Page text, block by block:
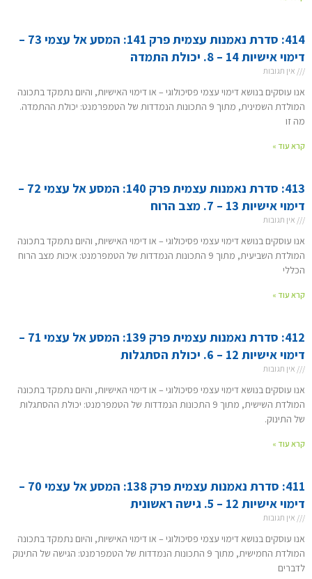
414: סדרת נאמנות עצמית פרק 141: המסע אל עצמי 73 –
דימוי אישיות 14 – 8. יכולת התמדה
אין תגובות
אנו עוסקים בנושא דימוי עצמי פסיכולוגי – או דימוי האישיות, והיום נתמקד בתכונה
המולדת השמינית, מתוך 9 התכונות הנמדדות של הטמפרמנט: יכולת ההתמדה.
מה זו
קרא עוד »
413: סדרת נאמנות עצמית פרק 140: המסע אל עצמי 72 –
דימוי אישיות 13 – 7. מצב הרוח
אין תגובות
אנו עוסקים בנושא דימוי עצמי פסיכולוגי – או דימוי האישיות, והיום נתמקד בתכונה
המולדת השביעית, מתוך 9 התכונות הנמדדות של הטמפרמנט: איכות מצב הרוח
הכללי
קרא עוד »
412: סדרת נאמנות עצמית פרק 139: המסע אל עצמי 71 –
דימוי אישיות 12 – 6. יכולת הסתגלות
אין תגובות
אנו עוסקים בנושא דימוי עצמי פסיכולוגי – או דימוי האישיות, והיום נתמקד בתכונה
המולדת השישית, מתוך 9 התכונות הנמדדות של הטמפרמנט: יכולת ההסתגלות
של התינוק.
קרא עוד »
411: סדרת נאמנות עצמית פרק 138: המסע אל עצמי 70 –
דימוי אישיות 12 – 5. גישה ראשונית
אין תגובות
אנו עוסקים בנושא דימוי עצמי פסיכולוגי – או דימוי האישיות, והיום נתמקד בתכונה
המולדת החמישית, מתוך 9 התכונות הנמדדות של הטמפרמנט: הגישה של התינוק
לדברים